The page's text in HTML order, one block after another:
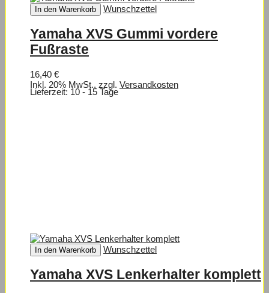
In den Warenkorb Wunschzettel
Yamaha XVS Gummi vordere
Fußraste
16,40 €
Inkl. 20% MwSt., zzgl. Versandkosten
Lieferzeit: 10 - 15 Tage
In den Warenkorb Wunschzettel
Yamaha XVS Lenkerhalter komplett